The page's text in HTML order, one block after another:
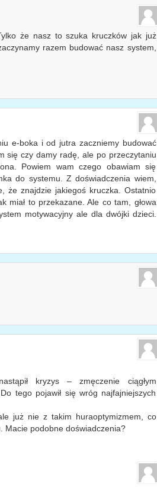
że nasz to szuka kruczków jak już
razem budować nasz system,
e-boka i od jutra zaczniemy budować
się czy damy radę, ale po przeczytaniu
Powiem wam czego obawiam się
do systemu. Z doświadczenia wiem,
że znajdzie jakiegoś kruczka. Ostatnio
miał to przekazane. Ale co tam, głowa
motywacyjny ale dla dwójki dzieci.
kryzys – zmęczenie ciągłym
tego pojawił się wróg najfajniejszych
już nie z takim huraoptymizmem, co
Macie podobne doświadczenia?